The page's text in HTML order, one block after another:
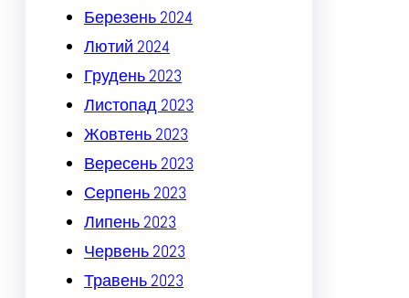
Березень 2024
Лютий 2024
Грудень 2023
Листопад 2023
Жовтень 2023
Вересень 2023
Серпень 2023
Липень 2023
Червень 2023
Травень 2023